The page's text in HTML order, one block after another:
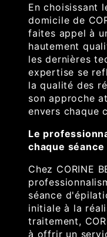
En choisissant
domicile de
faites appel à
hautement
les dernières
expertise se
la qualité des
son approche
envers chaque
Le
chaque
Chez CORINE
séance
initiale à la
traitement,
à offrir un